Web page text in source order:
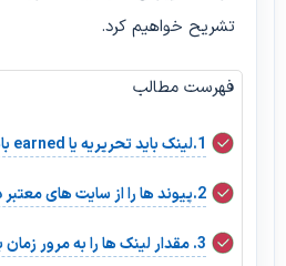
تشریح خواهیم کرد.
فهرست مطالب
1.لینک باید تحریریه یا earned باشد
2.پیوند ها را از سایت های معتبر دریافت کنید
3. مقدار لینک ها را به مرور زمان بیشتر کنید